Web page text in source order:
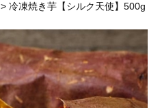
> 冷凍焼き芋【シルク天使】500g